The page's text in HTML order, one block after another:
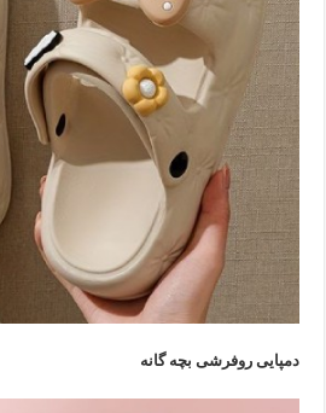
دمپایی روفرشی بچه گانه